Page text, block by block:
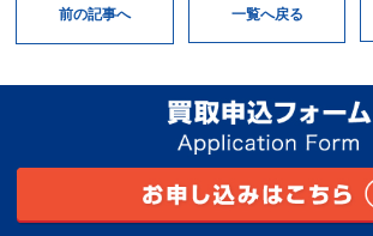
前の記事へ 一覧へ戻る